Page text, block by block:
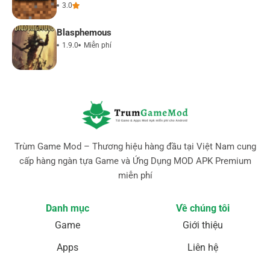
3.0
Blasphemous
1.9.0 Miễn phí
Trùm Game Mod – Thương hiệu hàng đầu tại Việt Nam cung
cấp hàng ngàn tựa Game và Ứng Dụng MOD APK Premium
miễn phí
Danh mục
Game
Apps
Về chúng tôi
Giới thiệu
Liên hệ